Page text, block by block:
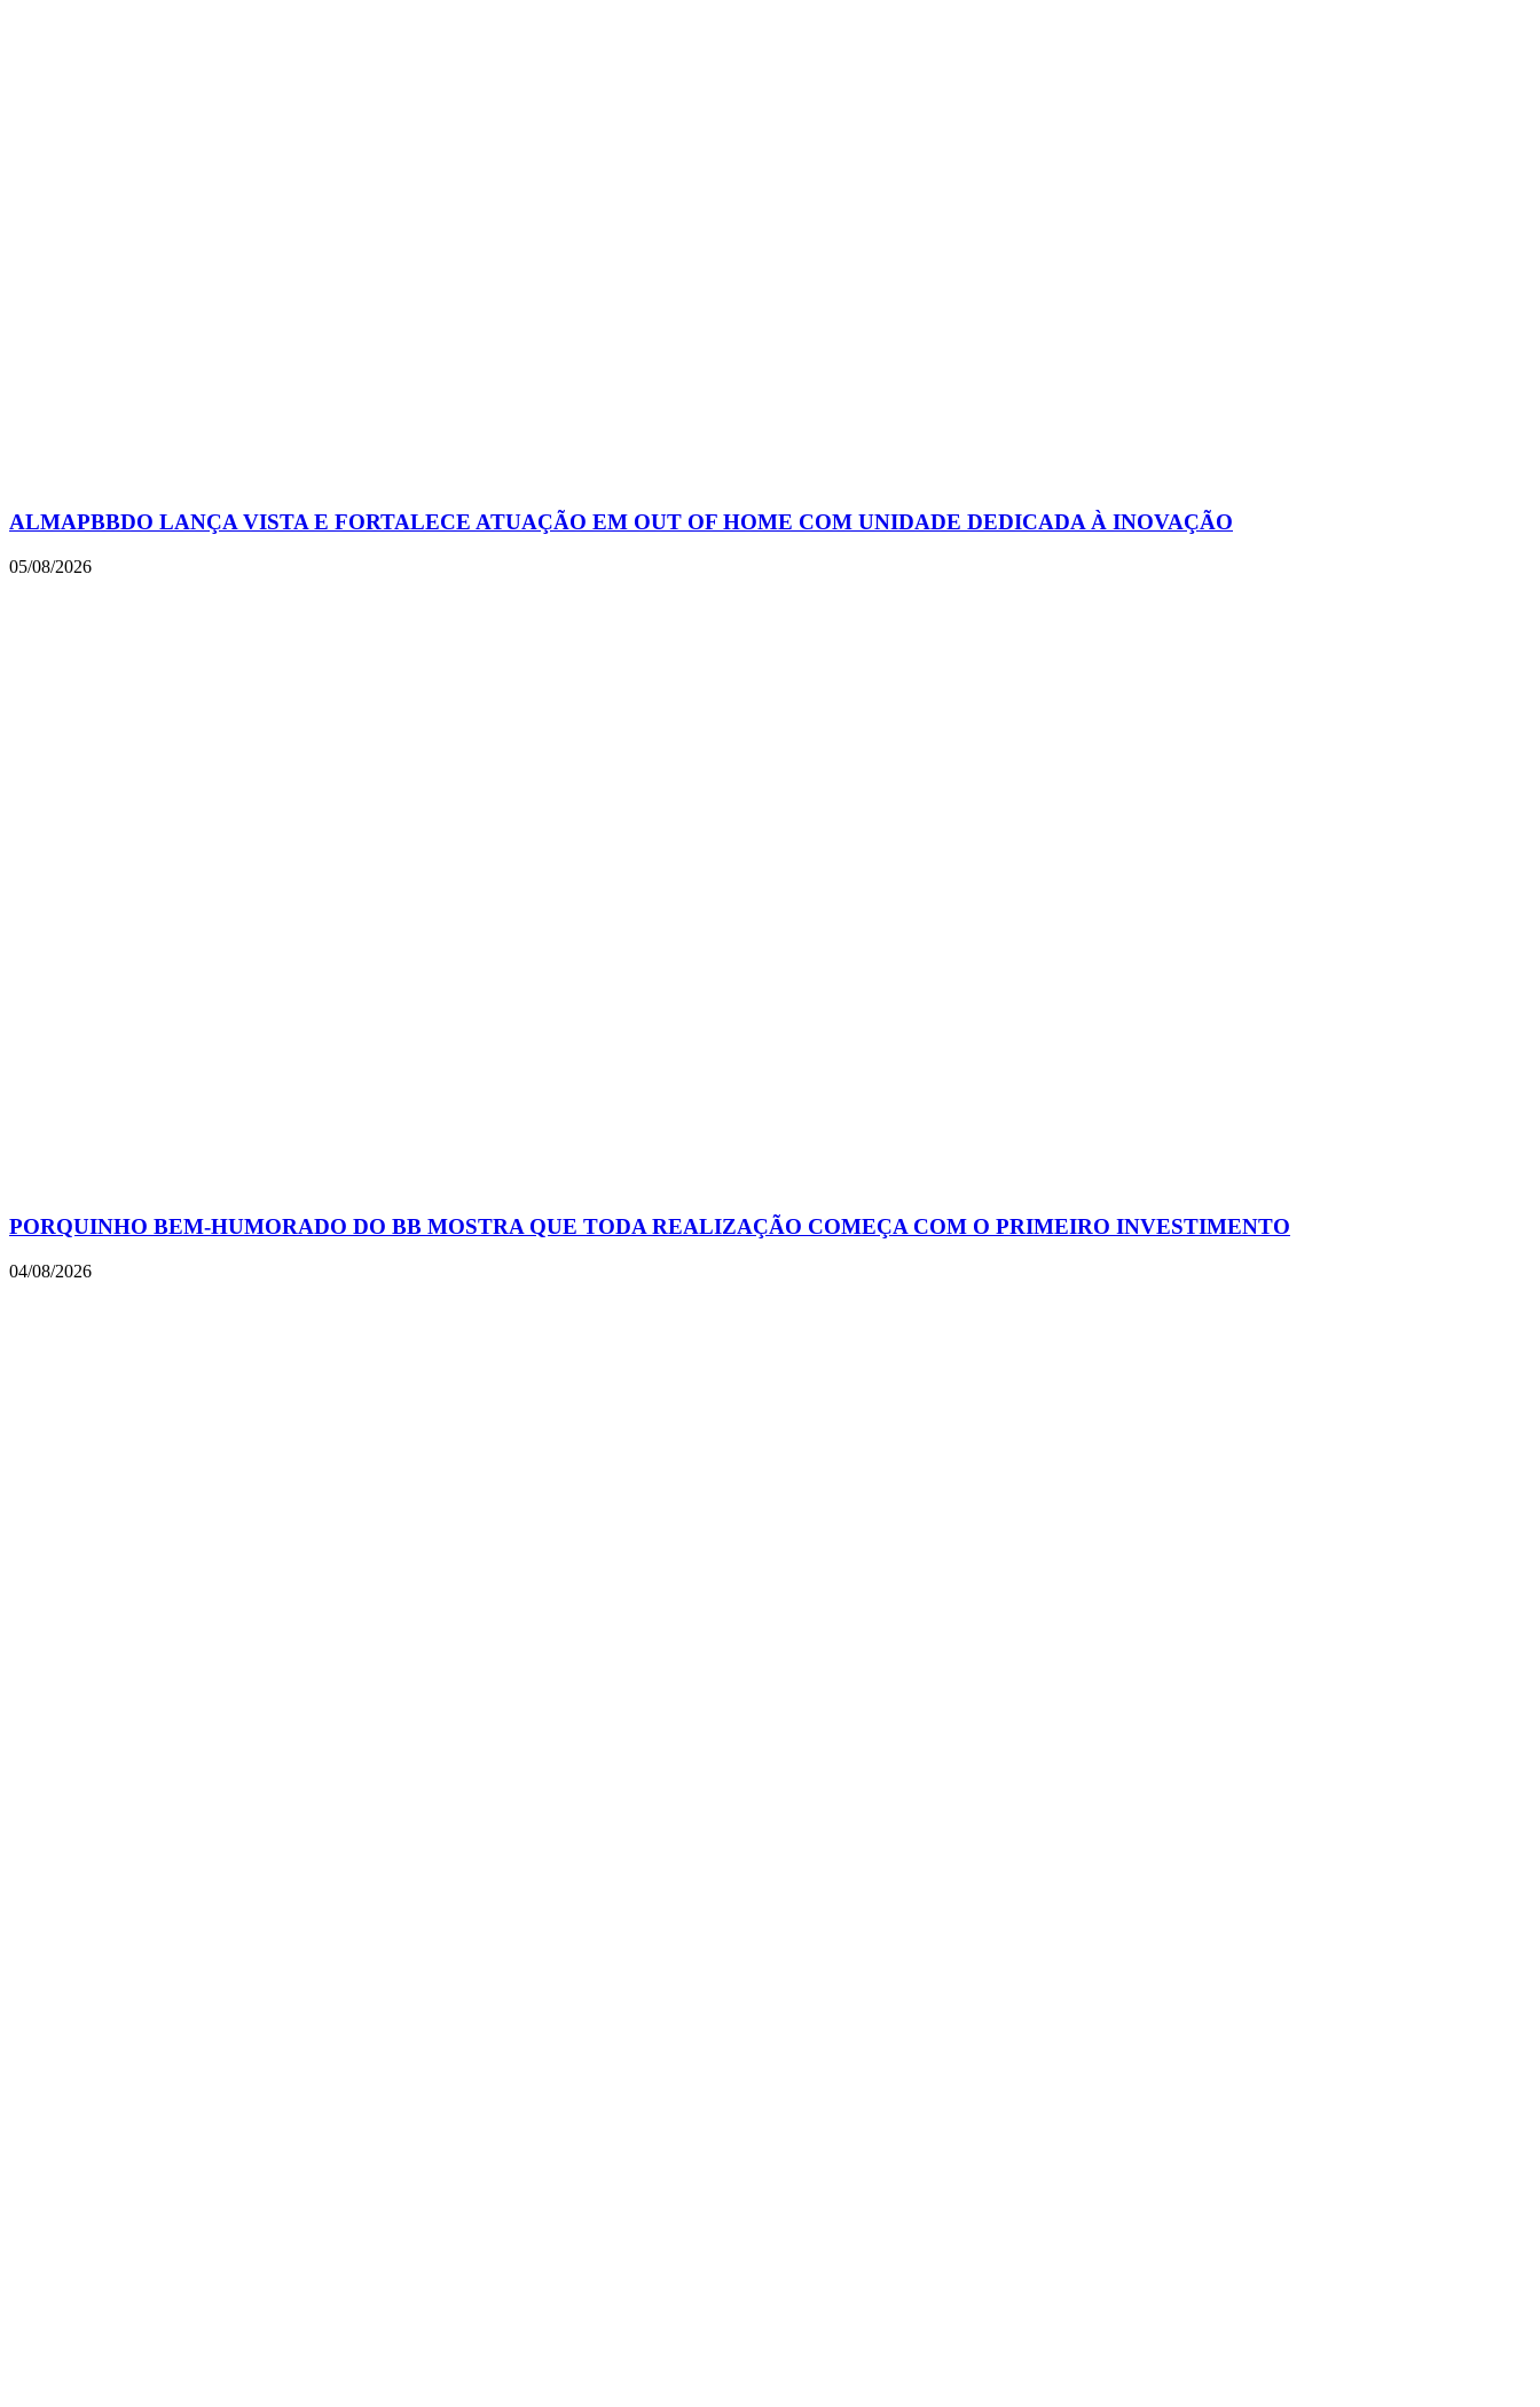
ALMAPBBDO LANÇA VISTA E FORTALECE ATUAÇÃO EM OUT OF HOME COM UNIDADE DEDICADA À INOVAÇÃO
05/08/2026
PORQUINHO BEM-HUMORADO DO BB MOSTRA QUE TODA REALIZAÇÃO COMEÇA COM O PRIMEIRO INVESTIMENTO
04/08/2026